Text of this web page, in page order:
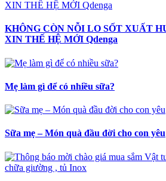
KHÔNG CÒN NỖI LO SỐT XUẤT
XIN THẾ HỆ MỚI Qdenga
Mẹ làm gì để có nhiều sữa?
Sữa mẹ – Món quà đầu đời cho con yêu